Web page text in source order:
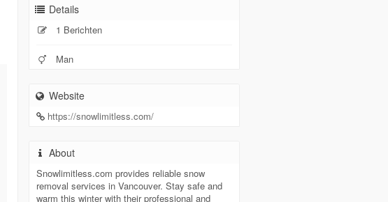
Details
1 Berichten
Man
Website
https://snowlimitless.com/
About
Snowlimitless.com provides reliable snow
removal services in Vancouver. Stay safe and
warm this winter with their professional and